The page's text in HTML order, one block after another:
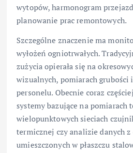
wytopów, harmonogram
planowanie prac remontowych.
Szczególne znaczenie ma
wyłożeń ogniotrwałych.
zużycia opierała się na
wizualnych, pomiarach grubości
personelu. Obecnie coraz
systemy bazujące na pomiarach
wielopunktowych sieciach
termicznej czy analizie danych
umieszczonych w płaszczu